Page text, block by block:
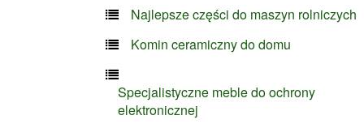
Najlepsze części do maszyn rolniczych
Komin ceramiczny do domu
Specjalistyczne meble do ochrony
elektronicznej